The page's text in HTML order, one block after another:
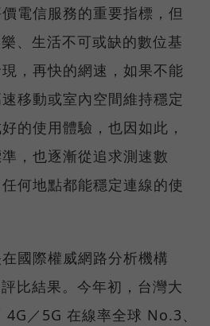
電信服務的重要指標，但
、生活不可或缺的數位基
，再快的網速，如果不能
移動或室內空間維持穩定
的使用體驗，也因如此，
，也逐漸從追求測速數
何地點都能穩定連線的使
國際權威網路分析機構
比結果。今年初，台灣大
／5G 在線率全球 No.3、